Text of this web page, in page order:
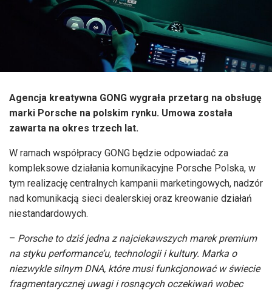
Agencja kreatywna GONG wygrała przetarg na obsługę
marki Porsche na polskim rynku. Umowa została
zawarta na okres trzech lat.
W ramach współpracy GONG będzie odpowiadać za
kompleksowe działania komunikacyjne Porsche Polska, w
tym realizację centralnych kampanii marketingowych, nadzór
nad komunikacją sieci dealerskiej oraz kreowanie działań
niestandardowych.
– Porsche to dziś jedna z najciekawszych marek premium
na styku performance’u, technologii i kultury. Marka o
niezwykle silnym DNA, które musi funkcjonować w świecie
fragmentarycznej uwagi i rosnących oczekiwań wobec